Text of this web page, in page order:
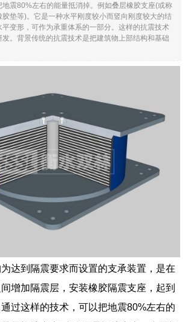
震80%左右的能量抵消掉。例如叠层橡胶支座(或称
垫等)。它是一种水平刚度较小而竖向刚度较大的结
变形，可作为承重体系的一部分。这样的抗震技术
。背景传统的抗震技术是把建筑物上部结构和基础
达到隔震要求而设置的支承装置，是在
间增加隔震层，安装橡胶隔震支座，起到
过这样的技术，可以把地震80%左右的